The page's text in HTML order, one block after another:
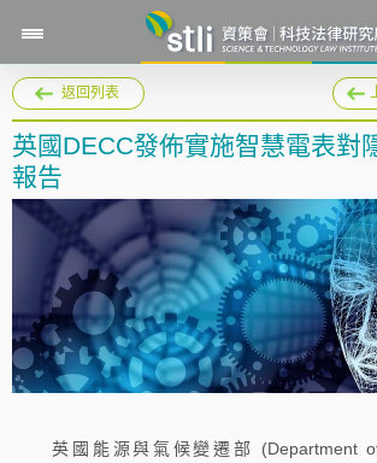
返回列表
英國DECC發佈實施智慧電表對
報告
英國能源與氣候變遷部 (Department of